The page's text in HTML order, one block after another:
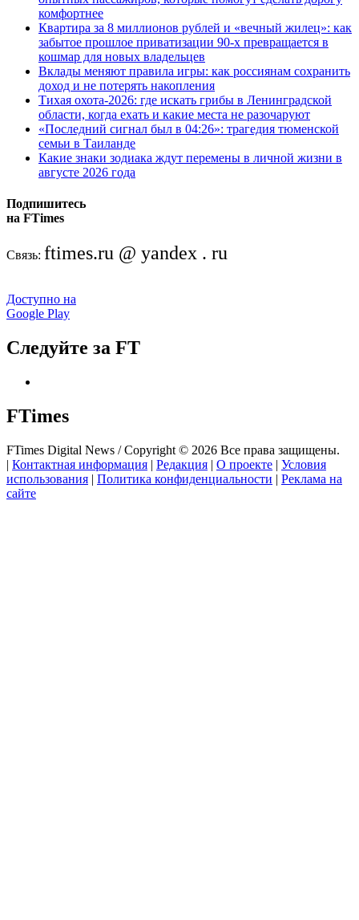
комфортнее
Квартира за 8 миллионов рублей и «вечный жилец»: как
забытое прошлое приватизации 90-х превращается в
кошмар для новых владельцев
Вклады меняют правила игры: как россиянам сохранить
доход и не потерять накопления
Тихая охота-2026: где искать грибы в Ленинградской
области, когда ехать и какие места не разочаруют
«Последний сигнал был в 04:26»: трагедия тюменской
семьи в Таиланде
Какие знаки зодиака ждут перемены в личной жизни в
августе 2026 года
Подпишитесь
на FTimes
Связь: ftimes.ru @ yandex . ru
Доступно на
Google Play
Следуйте за FT
FTimes
FTimes Digital News / Copyright © 2026 Все права защищены.
| Контактная информация | Редакция | О проекте | Условия
использования | Политика конфиденциальности | Реклама на
сайте